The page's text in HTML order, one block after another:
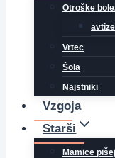
Otroške
Vrtec
Šola
Najstniki
Vzgoja
Starši
Mamice